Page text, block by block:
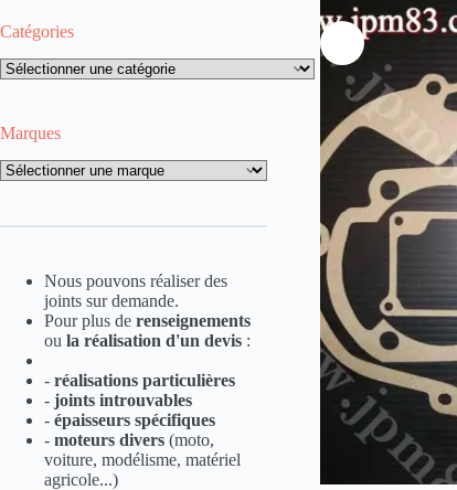
Catégories
Catégories
Marques
Marques
Nous pouvons réaliser des
joints sur demande.
Pour plus de renseignements
ou la réalisation d'un devis :
- réalisations particulières
- joints introuvables
- épaisseurs spécifiques
- moteurs divers (moto,
voiture, modélisme, matériel
agricole...)